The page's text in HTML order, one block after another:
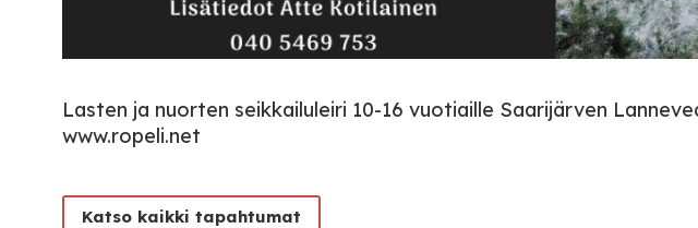
Lasten ja nuorten seikkailuleiri 10-16 vuotiaille Saarijärven
www.ropeli.net
Katso kaikki tapahtumat